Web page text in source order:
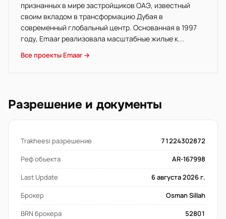
признанных в мире застройщиков ОАЭ, известный
своим вкладом в трансформацию Дубая в
современный глобальный центр. Основанная в 1997
году, Emaar реализовала масштабные жилые к...
Все проекты Emaar →
Разрешение и документы
Trakheesi разрешение
71224302872
Реф объекта
AR-167998
Last Update
6 августа 2026 г.
Брокер
Osman Sillah
BRN брокера
52801